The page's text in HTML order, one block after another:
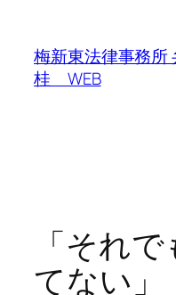
梅新東法律事務
桂 WEB
「それ
てない」